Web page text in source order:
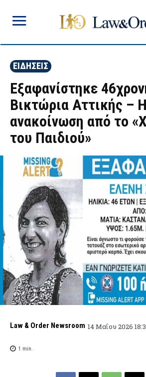
ΕΙΔΗΣΕΙΣ
Εξαφανίστηκε
Βικτώρια Αττικής – Η
ανακοίνωση από το
του Παιδιού»
Law & Order Newsroom 14 Μαΐου 2026
1 min.